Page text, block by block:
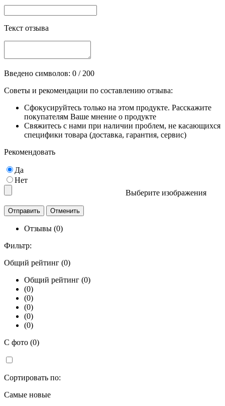
Текст отзыва
Введено символов: 0 / 200
Советы и рекомендации по составлению отзыва:
Сфокусируйтесь только на этом продукте. Расскажите
покупателям Ваше мнение о продукте
Свяжитесь с нами при наличии проблем, не касающихся
специфики товара (доставка, гарантия, сервис)
Рекомендовать
Да
Нет
Выберите изображения
Отзывы (0)
Фильтр:
Общий рейтинг (0)
Общий рейтинг (0)
(0)
(0)
(0)
(0)
(0)
С фото (0)
Сортировать по:
Самые новые